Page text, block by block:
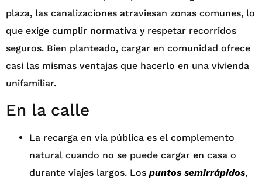
plaza, las canalizaciones atraviesan zonas comunes, lo
que exige cumplir normativa y respetar recorridos
seguros. Bien planteado, cargar en comunidad ofrece
casi las mismas ventajas que hacerlo en una vivienda
unifamiliar.
En la calle
La recarga en vía pública es el complemento
natural cuando no se puede cargar en casa o
durante viajes largos. Los puntos semirrápidos,